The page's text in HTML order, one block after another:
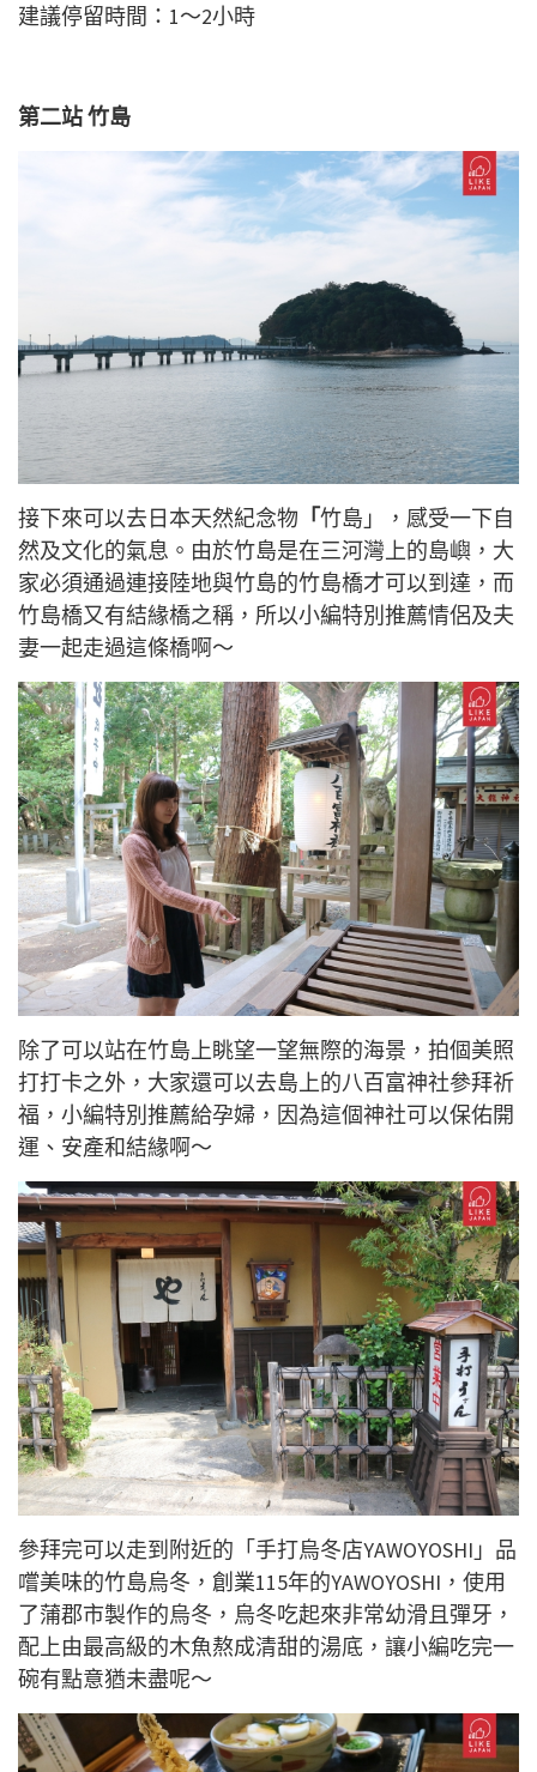
建議停留時間：1～2小時
第二站 竹島
接下來可以去日本天然紀念物 「竹島」，感受一下自
然及文化的氣息。由於竹島是在三河灣上的島嶼，大
家必須通過連接陸地與竹島的竹島橋才可以到達，而
竹島橋又有結緣橋之稱，所以小編特別推薦情侶及夫
妻一起走過這條橋啊～
除了可以站在竹島上眺望一望無際的海景，拍個美照
打打卡之外，大家還可以去島上的八百富神社參拜祈
福，小編特別推薦給孕婦，因為這個神社可以保佑開
運、安產和結緣啊～
參拜完可以走到附近的「手打烏冬店YAWOYOSHI」品
嚐美味的竹島烏冬，創業115年的YAWOYOSHI，使用
了蒲郡市製作的烏冬 ，烏冬吃起來非常幼滑且彈牙，
配上由最高級的木魚熬成清甜的湯底，讓小編吃完一
碗有點意猶未盡呢～